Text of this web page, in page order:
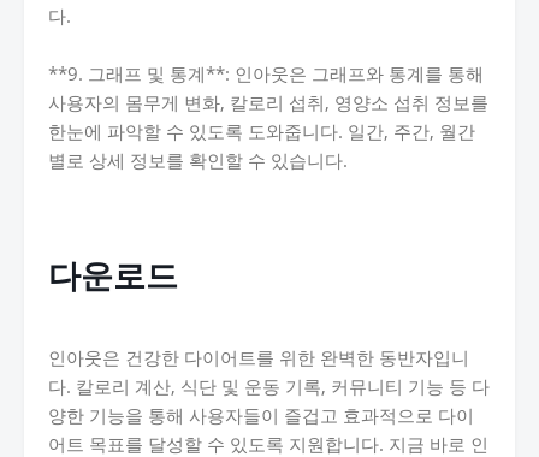
다.
**9. 그래프 및 통계**: 인아웃은 그래프와 통계를 통해
사용자의 몸무게 변화, 칼로리 섭취, 영양소 섭취 정보를
한눈에 파악할 수 있도록 도와줍니다. 일간, 주간, 월간
별로 상세 정보를 확인할 수 있습니다.
다운로드
인아웃은 건강한 다이어트를 위한 완벽한 동반자입니
다. 칼로리 계산, 식단 및 운동 기록, 커뮤니티 기능 등 다
양한 기능을 통해 사용자들이 즐겁고 효과적으로 다이
어트 목표를 달성할 수 있도록 지원합니다. 지금 바로 인